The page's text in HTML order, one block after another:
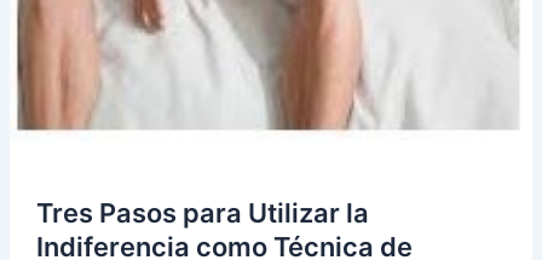
Tres Pasos para Utilizar la
Indiferencia como Técnica de